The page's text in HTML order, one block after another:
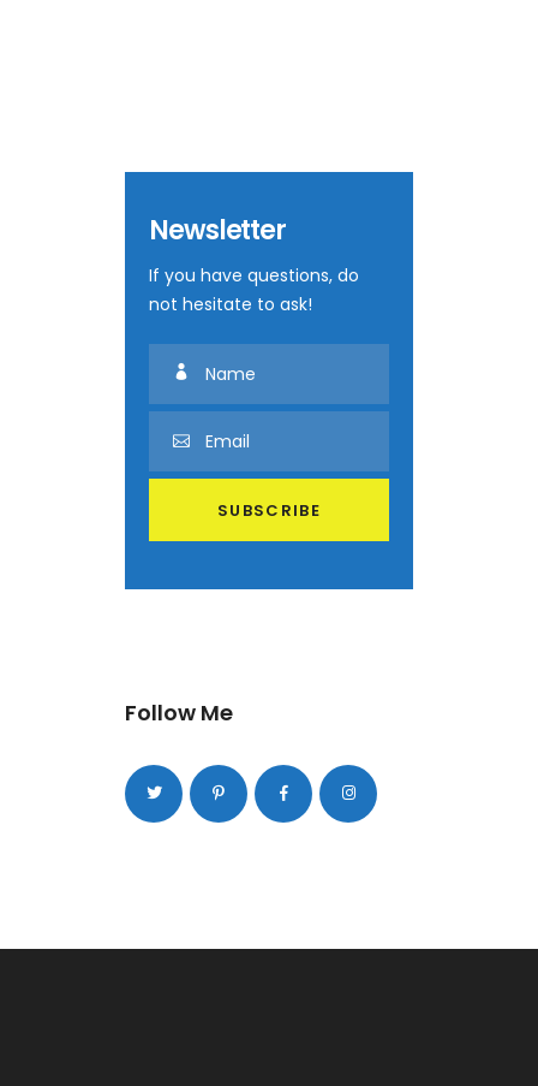
Newsletter
If you have questions, do
not hesitate to ask!
Follow Me